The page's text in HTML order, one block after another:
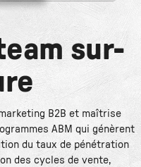
sur-
B2B et maîtrise
ABM qui génèrent
du taux de pénétration
des cycles de vente,